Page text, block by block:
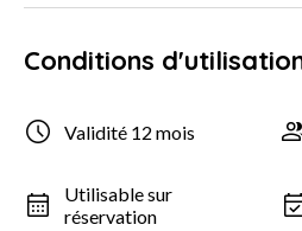
Conditions
Validité 12 mois
Utilisable sur
réservation